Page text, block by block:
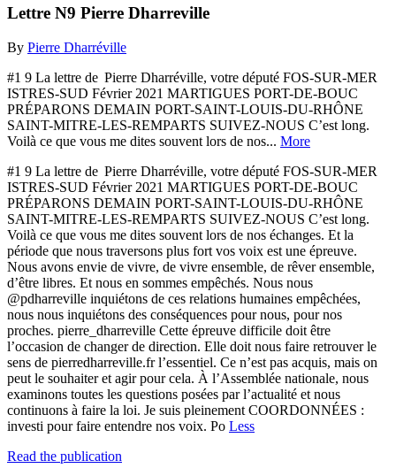
Lettre N9 Pierre Dharreville
By Pierre Dharréville
#1 9 La lettre de Pierre Dharréville, votre député FOS-SUR-MER
ISTRES-SUD Février 2021 MARTIGUES PORT-DE-BOUC
PRÉPARONS DEMAIN PORT-SAINT-LOUIS-DU-RHÔNE
SAINT-MITRE-LES-REMPARTS SUIVEZ-NOUS C’est long.
Voilà ce que vous me dites souvent lors de nos... More
#1 9 La lettre de Pierre Dharréville, votre député FOS-SUR-MER
ISTRES-SUD Février 2021 MARTIGUES PORT-DE-BOUC
PRÉPARONS DEMAIN PORT-SAINT-LOUIS-DU-RHÔNE
SAINT-MITRE-LES-REMPARTS SUIVEZ-NOUS C’est long.
Voilà ce que vous me dites souvent lors de nos échanges. Et la
période que nous traversons plus fort vos voix est une épreuve.
Nous avons envie de vivre, de vivre ensemble, de rêver ensemble,
d’être libres. Et nous en sommes empêchés. Nous nous
@pdharreville inquiétons de ces relations humaines empêchées,
nous nous inquiétons des conséquences pour nous, pour nos
proches. pierre_dharreville Cette épreuve difficile doit être
l’occasion de changer de direction. Elle doit nous faire retrouver le
sens de pierredharreville.fr l’essentiel. Ce n’est pas acquis, mais on
peut le souhaiter et agir pour cela. À l’Assemblée nationale, nous
examinons toutes les questions posées par l’actualité et nous
continuons à faire la loi. Je suis pleinement COORDONNÉES :
investi pour faire entendre nos voix. Po Less
Read the publication